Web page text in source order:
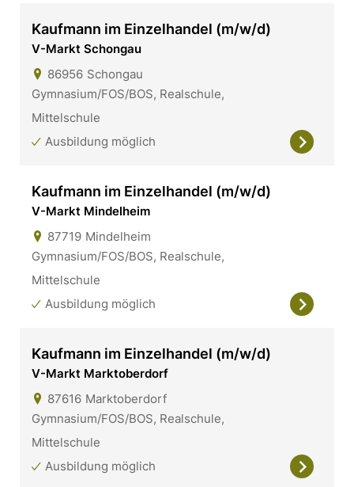
Kaufmann im Einzelhandel (m/w/d)
V-Markt Schongau
86956 Schongau
Gymnasium/FOS/BOS, Realschule,
Mittelschule
Ausbildung möglich
Kaufmann im Einzelhandel (m/w/d)
V-Markt Mindelheim
87719 Mindelheim
Gymnasium/FOS/BOS, Realschule,
Mittelschule
Ausbildung möglich
Kaufmann im Einzelhandel (m/w/d)
V-Markt Marktoberdorf
87616 Marktoberdorf
Gymnasium/FOS/BOS, Realschule,
Mittelschule
Ausbildung möglich